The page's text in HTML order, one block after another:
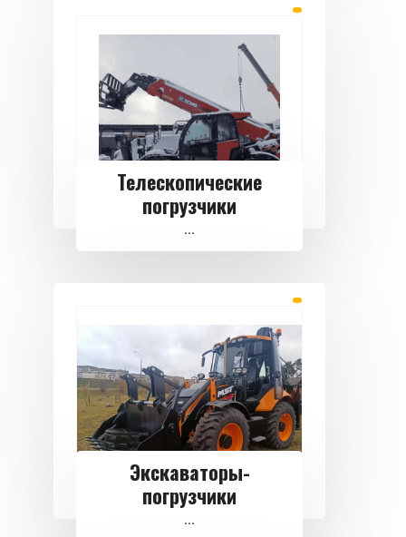
Телескопические
погрузчики
...
Экскаваторы-
погрузчики
...